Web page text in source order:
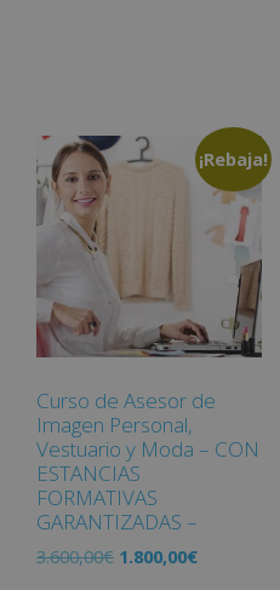
¡Rebaja!
Curso de Asesor de
Imagen Personal,
Vestuario y Moda – CON
ESTANCIAS
FORMATIVAS
GARANTIZADAS –
3.600,00€ 1.800,00€